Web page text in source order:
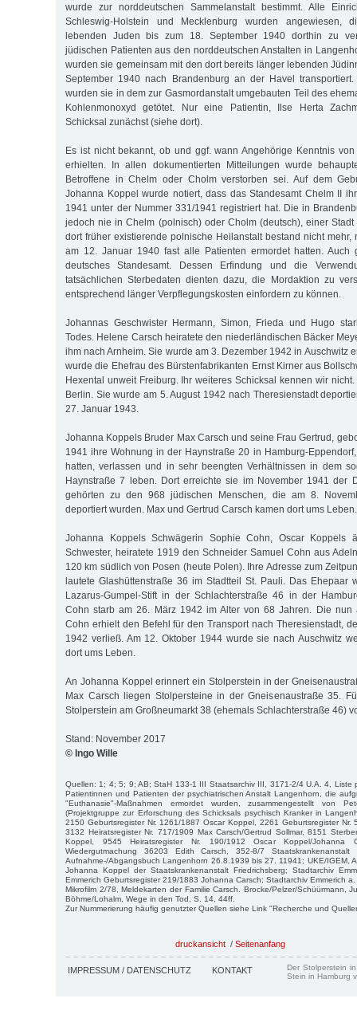
wurde zur norddeutschen Sammelanstalt bestimmt. Alle
Schleswig-Holstein und Mecklenburg wurden angewiesen,
lebenden Juden bis zum 18. September 1940 dorthin zu
jüdischen Patienten aus den norddeutschen Anstalten in
wurden sie gemeinsam mit den dort bereits länger lebenden
September 1940 nach Brandenburg an der Havel
wurden sie in dem zur Gasmordanstalt umgebauten Teil des
Kohlenmonoxyd getötet. Nur eine Patientin, Ilse Herta
Schicksal zunächst (siehe dort).
Es ist nicht bekannt, ob und ggf. wann Angehörige Kenntnis
erhielten. In allen dokumentierten Mitteilungen wurde
Betroffene in Chelm oder Cholm verstorben sei. Auf dem
Johanna Koppel wurde notiert, dass das Standesamt Chelm II
1941 unter der Nummer 331/1941 registriert hat. Die in
jedoch nie in Chelm (polnisch) oder Cholm (deutsch), einer
dort früher existierende polnische Heilanstalt bestand nicht mehr,
am 12. Januar 1940 fast alle Patienten ermordet hatten.
deutsches Standesamt. Dessen Erfindung und die
tatsächlichen Sterbedaten dienten dazu, die Mordaktion zu
entsprechend länger Verpflegungskosten einfordern zu können.
Johannas Geschwister Hermann, Simon, Frieda und Hugo
Todes. Helene Carsch heiratete den niederländischen Bäcker
ihm nach Arnheim. Sie wurde am 3. Dezember 1942 in Auschwitz
wurde die Ehefrau des Bürstenfabrikanten Ernst Kirner aus
Hexental unweit Freiburg. Ihr weiteres Schicksal kennen wir
Berlin. Sie wurde am 5. August 1942 nach Theresienstadt
27. Januar 1943.
Johanna Koppels Bruder Max Carsch und seine Frau Gertrud,
1941 ihre Wohnung in der Haynstraße 20 in Hamburg-
hatten, verlassen und in sehr beengten Verhältnissen in dem
Haynstraße 7 leben. Dort erreichte sie im November 1941 der
gehörten zu den 968 jüdischen Menschen, die am 8.
deportiert wurden. Max und Gertrud Carsch kamen dort ums Leben.
Johanna Koppels Schwägerin Sophie Cohn, Oscar Koppels
Schwester, heiratete 1919 den Schneider Samuel Cohn aus
120 km südlich von Posen (heute Polen). Ihre Adresse zum
lautete Glashüttenstraße 36 im Stadtteil St. Pauli. Das Ehepaar
Lazarus-Gumpel-Stift in der Schlachterstraße 46 in der
Cohn starb am 26. März 1942 im Alter von 68 Jahren. Die nun
Cohn erhielt den Befehl für den Transport nach Theresienstadt,
1942 verließ. Am 12. Oktober 1944 wurde sie nach Auschwitz
dort ums Leben.
An Johanna Koppel erinnert ein Stolperstein in der
Max Carsch liegen Stolpersteine in der Gneisenaustraße 35.
Stolperstein am Großneumarkt 38 (ehemals Schlachterstraße 46)
Stand: November 2017
© Ingo Wille
Quellen: 1; 4; 5; 9; AB; StaH 133-1 III Staatsarchiv III, 3171-2/4 U.A. 4, Liste
Patientinnen und Patienten der psychiatrischen Anstalt Langenhorn, die
"Euthanasie"-Maßnahmen ermordet wurden, zusammengestellt von
(Projektgruppe zur Erforschung des Schicksals psychisch Kranker in
2150 Geburtsregister Nr. 1261/1887 Oscar Koppel, 2261 Geburtsregister Nr.
3132 Heiratsregister Nr. 717/1909 Max Carsch/Gertrud Sollmar, 8151
Koppel, 9545 Heiratsregister Nr. 190/1912 Oscar Koppel/Johanna
Wiedergutmachung 36203 Edith Carsch, 352-8/7
Aufnahme-/Abgangsbuch Langenhorn 26.8.1939 bis 27. 11941; UKE/IGEM,
Johanna Koppel der Staatskrankenanstalt Friedrichsberg; Stadtarchiv
Emmerich Geburtsregister 219/1883 Johanna Carsch; Stadtarchiv Emmerich
Mikrofilm 2/78, Meldekarten der Familie Carsch. Brocke/Pelzer/Schüürmann,
Böhme/Lohalm, Wege in den Tod, S. 14, 44ff.
Zur Nummerierung häufig genutzter Quellen siehe Link "Recherche und
druckansicht / Seitenanfang
IMPRESSUM / DATENSCHUTZ KONTAKT
Der Stolperstein
Stein in Hamburg